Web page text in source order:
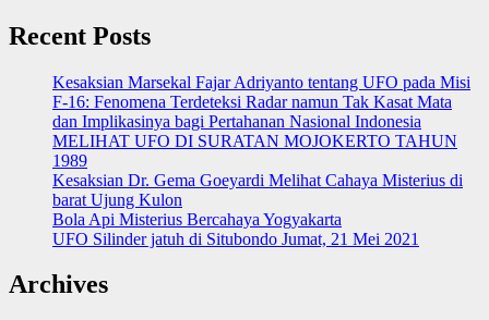
Recent Posts
Kesaksian Marsekal Fajar Adriyanto tentang UFO pada Misi
F-16: Fenomena Terdeteksi Radar namun Tak Kasat Mata
dan Implikasinya bagi Pertahanan Nasional Indonesia
MELIHAT UFO DI SURATAN MOJOKERTO TAHUN
1989
Kesaksian Dr. Gema Goeyardi Melihat Cahaya Misterius di
barat Ujung Kulon
Bola Api Misterius Bercahaya Yogyakarta
UFO Silinder jatuh di Situbondo Jumat, 21 Mei 2021
Archives